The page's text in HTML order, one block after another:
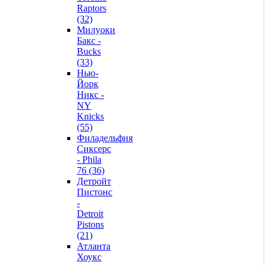
Raptors
(32)
Милуоки
Бакс -
Bucks
(33)
Нью-
Йорк
Никс -
NY
Knicks
(55)
Филадельфия
Сиксерс
- Phila
76 (36)
Детройт
Пистонс
-
Detroit
Pistons
(21)
Атланта
Хоукс